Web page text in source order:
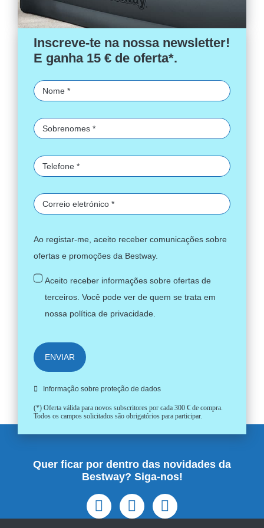
Inscreve-te na nossa newsletter!
E ganha 15 € de oferta*.
Ao registar-me, aceito receber comunicações sobre
ofertas e promoções da Bestway.
Aceito receber informações sobre ofertas de
terceiros. Você pode ver de quem se trata em
nossa política de privacidade.
ENVIAR
Informação sobre proteção de dados
(*) Oferta válida para novos subscritores por cada 300 € de compra.
Todos os campos solicitados são obrigatórios para participar.
Quer ficar por dentro das novidades da
Bestway? Siga-nos!